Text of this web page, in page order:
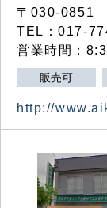
〒030-0851
TEL：017-
営業時間：
販売可
http://